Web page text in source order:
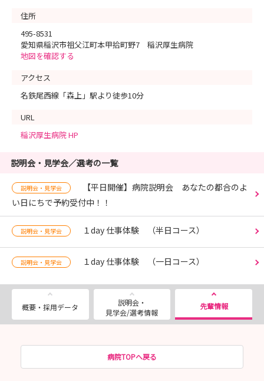
住所
495-8531
愛知県稲沢市祖父江町本甲拾町野7 稲沢厚生病院
地図を確認する
アクセス
名鉄尾西線「森上」駅より徒歩10分
URL
稲沢厚生病院 HP
説明会・見学会／選考の一覧
説明会・見学会
【平日開催】病院説明会 あなたの都合のよ
い日にちで予約受付中！！
説明会・見学会 １day 仕事体験 （半日コース）
説明会・見学会 １day 仕事体験 （一日コース）
概要・採用データ
説明会・
見学会/選考情報
先輩情報
病院TOPへ戻る